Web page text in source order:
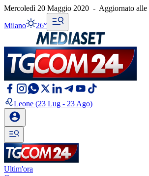
Mercoledì 20 Maggio 2020 - Aggiornato alle
Milano 26°
Leone (23 Lug - 23 Ago)
Ultim'ora